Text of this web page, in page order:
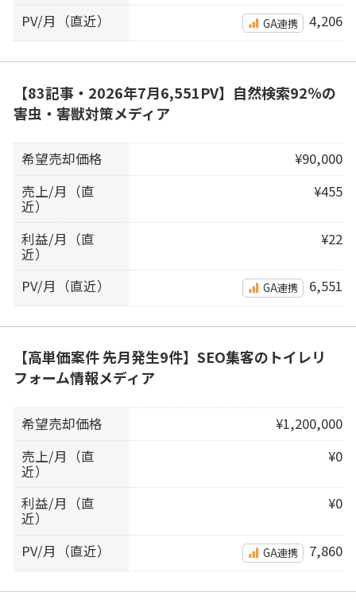
PV/月（直近） GA連携 4,206
【83記事・2026年7月6,551PV】自然検索92％の
害虫・害獣対策メディア
希望売却価格
¥90,000
売上/月（直
近）
¥455
利益/月（直
近）
¥22
PV/月（直近） GA連携 6,551
【高単価案件 先月発生9件】SEO集客のトイレリ
フォーム情報メディア
希望売却価格
¥1,200,000
売上/月（直
近）
¥0
利益/月（直
近）
¥0
PV/月（直近） GA連携 7,860